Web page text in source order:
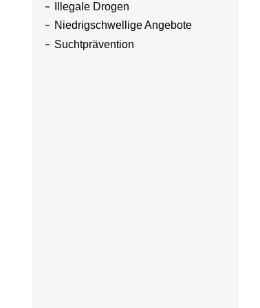
Illegale Drogen
Niedrigschwellige Angebote
Suchtprävention